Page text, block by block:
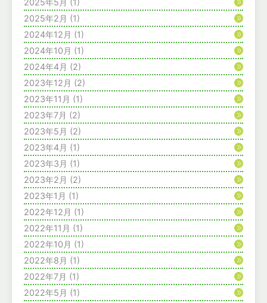
2025年5月 (1)
2025年2月 (1)
2024年12月 (1)
2024年10月 (1)
2024年4月 (2)
2023年12月 (2)
2023年11月 (1)
2023年7月 (2)
2023年5月 (2)
2023年4月 (1)
2023年3月 (1)
2023年2月 (2)
2023年1月 (1)
2022年12月 (1)
2022年11月 (1)
2022年10月 (1)
2022年8月 (1)
2022年7月 (1)
2022年5月 (1)